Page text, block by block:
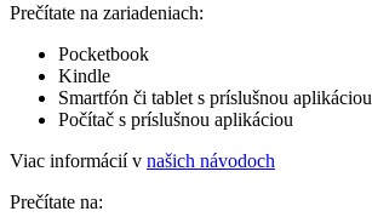
Prečítate na zariadeniach:
Pocketbook
Kindle
Smartfón či tablet s príslušnou aplikáciou
Počítač s príslušnou aplikáciou
Viac informácií v našich návodoch
Prečítate na: